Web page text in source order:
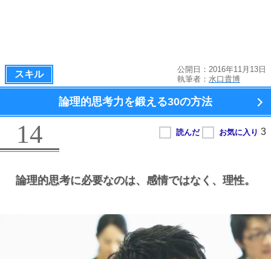
スキル
公開日：2016年11月13日
執筆者： 水口貴博
論理的思考力を鍛える30の方法
14
論理的思考に必要なのは、 感情ではなく、 理性。